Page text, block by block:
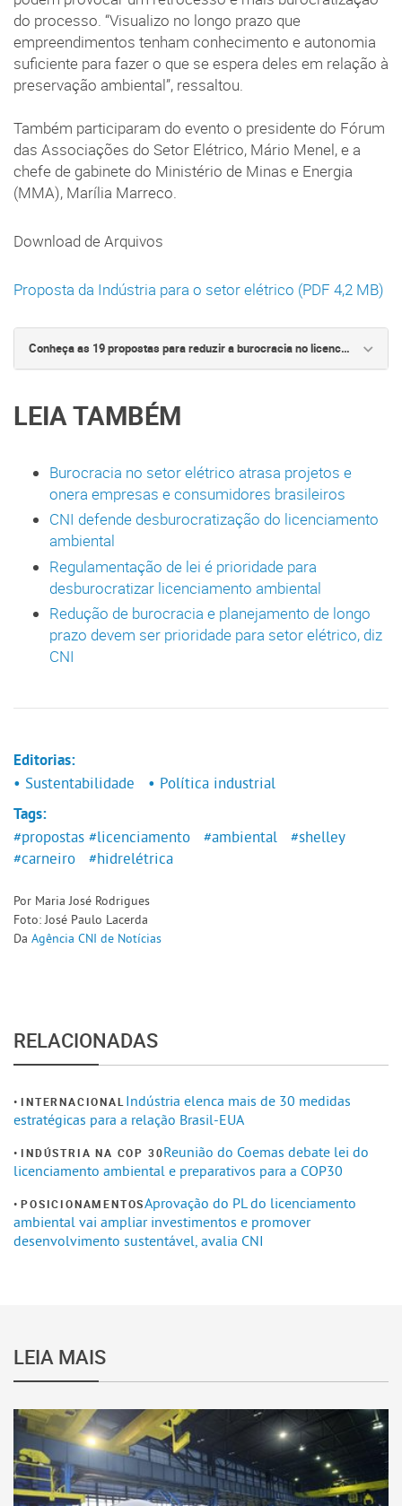
do processo. “Visualizo no longo prazo que
empreendimentos tenham conhecimento e autonomia
suficiente para fazer o que se espera deles em relação à
preservação ambiental”, ressaltou.
Também participaram do evento o presidente do Fórum
das Associações do Setor Elétrico, Mário Menel, e a
chefe de gabinete do Ministério de Minas e Energia
(MMA), Marília Marreco.
Download de Arquivos
Proposta da Indústria para o setor elétrico (PDF 4,2 MB)
Conheça as 19 propostas para reduzir a burocracia no licenciamento ambiental do setor elétrico:
LEIA TAMBÉM
Burocracia no setor elétrico atrasa projetos e
onera empresas e consumidores brasileiros
CNI defende desburocratização do licenciamento
ambiental
Regulamentação de lei é prioridade para
desburocratizar licenciamento ambiental
Redução de burocracia e planejamento de longo
prazo devem ser prioridade para setor elétrico, diz
CNI
Editorias:
• Sustentabilidade
• Política industrial
Tags:
#propostas #licenciamento #ambiental
#shelley
#carneiro
#hidrelétrica
Por Maria José Rodrigues
Foto: José Paulo Lacerda
Da Agência CNI de Notícias
RELACIONADAS
INTERNACIONAL Indústria elenca mais de 30 medidas
estratégicas para a relação Brasil-EUA
INDÚSTRIA NA COP 30Reunião do Coemas debate lei do
licenciamento ambiental e preparativos para a COP30
POSICIONAMENTOSAprovação do PL do licenciamento
ambiental vai ampliar investimentos e promover
desenvolvimento sustentável, avalia CNI
LEIA MAIS